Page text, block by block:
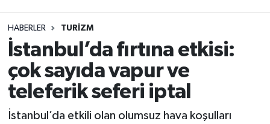
HABERLER TURIZM
İstanbul’da fırtına etkisi:
çok sayıda vapur ve
teleferik seferi iptal
İstanbul’da etkili olan olumsuz hava koşulları